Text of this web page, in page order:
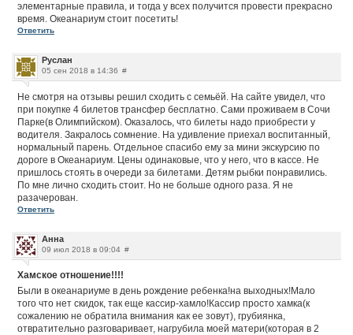
элементарные правила, и тогда у всех получится провести прекрасно
время. Океанариум стоит посетить!
Ответить
Руслан
05 сен 2018 в 14:36 #
Не смотря на отзывы решил сходить с семьёй. На сайте увидел, что
при покупке 4 билетов трансфер бесплатно. Сами проживаем в Сочи
Парке(в Олимпийском). Оказалось, что билеты надо приобрести у
водителя. Закралось сомнение. На удивление приехал воспитанный,
нормальный парень. Отдельное спасибо ему за мини экскурсию по
дороге в Океанариум. Цены одинаковые, что у него, что в кассе. Не
пришлось стоять в очереди за билетами. Детям рыбки понравились.
По мне лично сходить стоит. Но не больше одного раза. Я не
разачерован.
Ответить
Анна
09 июл 2018 в 09:04 #
Хамское отношение!!!!
Были в океанариуме в день рождение ребенка!на выходных!Мало
того что нет скидок, так еще кассир-хамло!Кассир просто хамка(к
сожалению не обратила внимания как ее зовут), грубиянка,
отвратительно разговаривает, нагрубила моей матери(которая в 2